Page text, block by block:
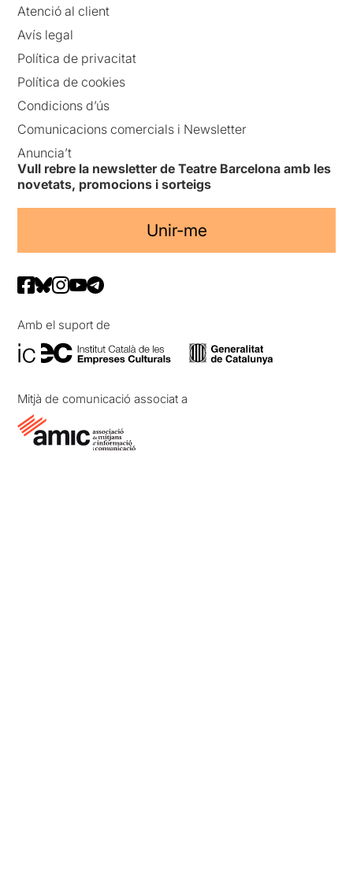
Atenció al client
Avís legal
Política de privacitat
Política de cookies
Condicions d’ús
Comunicacions comercials i Newsletter
Anuncia’t
Vull rebre la newsletter de Teatre Barcelona amb les
novetats, promocions i sorteigs
Unir-me
Amb el suport de
Mitjà de comunicació associat a